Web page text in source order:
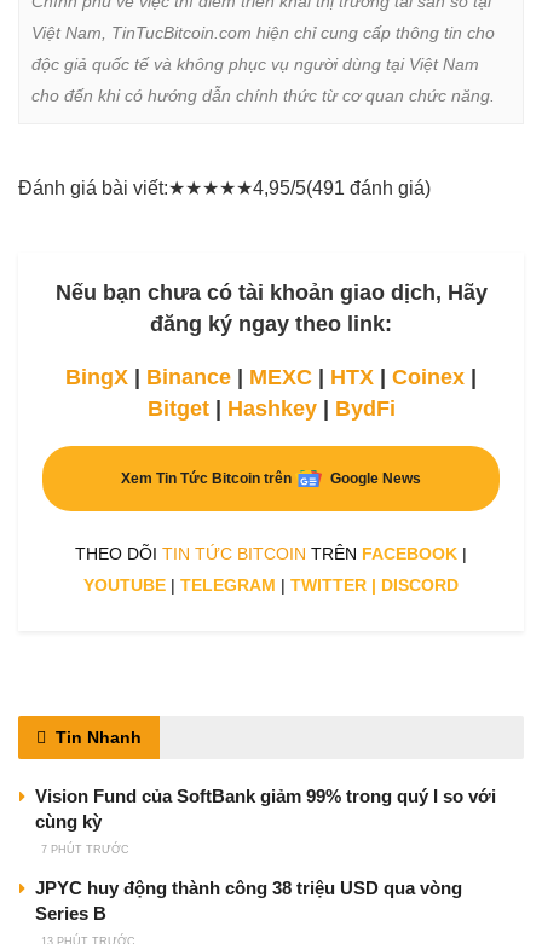
Việt Nam, TinTucBitcoin.com hiện chỉ cung cấp thông tin cho
độc giả quốc tế và không phục vụ người dùng tại Việt Nam
cho đến khi có hướng dẫn chính thức từ cơ quan chức năng.
Đánh giá bài viết:★★★★★4,95/5(491 đánh giá)
Nếu bạn chưa có tài khoản giao dịch, Hãy
đăng ký ngay theo link:
BingX | Binance | MEXC | HTX | Coinex |
Bitget| Hashkey| BydFi
Xem Tin Tức Bitcoin trên Google News
THEO DÕI TIN TỨC BITCOIN TRÊN FACEBOOK |
YOUTUBE | TELEGRAM | TWITTER | DISCORD
Tin Nhanh
Vision Fund của SoftBank giảm 99% trong quý I so với
cùng kỳ
7 PHÚT TRƯỚC
JPYC huy động thành công 38 triệu USD qua vòng
Series B
13 PHÚT TRƯỚC